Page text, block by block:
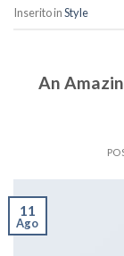
Inserito inStyle
An
11
Ago